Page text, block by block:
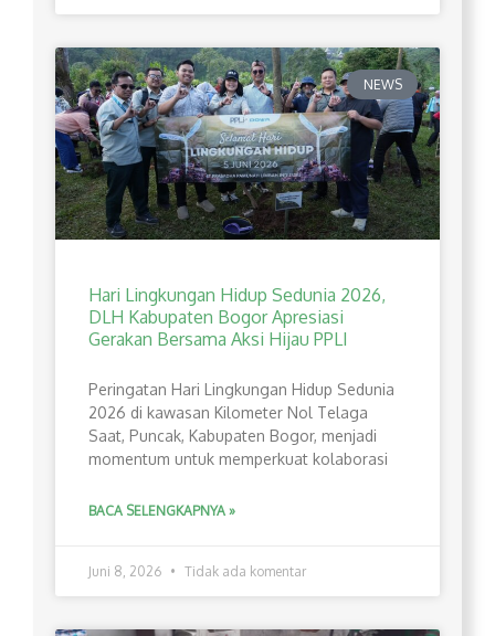
NEWS
Hari Lingkungan Hidup Sedunia 2026,
DLH Kabupaten Bogor Apresiasi
Gerakan Bersama Aksi Hijau PPLI
Peringatan Hari Lingkungan Hidup Sedunia
2026 di kawasan Kilometer Nol Telaga
Saat, Puncak, Kabupaten Bogor, menjadi
momentum untuk memperkuat kolaborasi
BACA SELENGKAPNYA »
Juni 8, 2026 Tidak ada komentar